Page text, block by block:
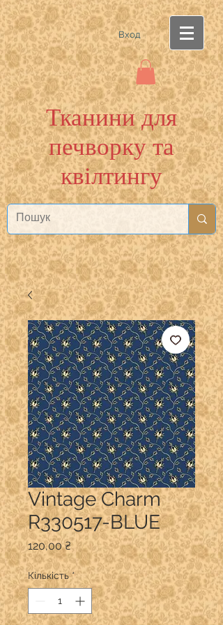
Вход
Тканини для
печворку та
квілтингу
Vintage Charm
R330517-BLUE
120,00 ₴Ціна
Кількість *